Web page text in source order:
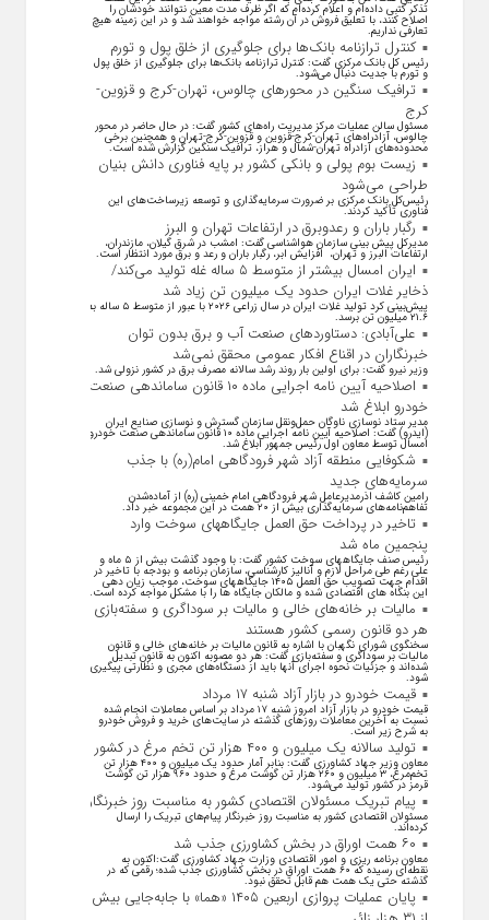
تذکر کتبی داده‌ام و اعلام کرده‌ام که اگر ظرف مدت معین نتوانند خودشان را
اصلاح کنند، با تعلیق فروش در آن رشته مواجه خواهند شد و در این زمینه هیچ
تعارفی نداریم.
کنترل ترازنامه بانک‌ها برای جلوگیری از خلق پول و تورم
رئیس کل بانک مرکزی گفت: کنترل ترازنامه بانک‌ها برای جلوگیری از خلق پول
و تورم با جدیت دنبال می‌شود.
ترافیک سنگین در محورهای چالوس، تهران-کرج و قزوین-
کرج
مسئول سالن عملیات مرکز مدیریت راه‌های کشور گفت: در حال حاضر در محور
چالوس، آزادراه‌های تهران-کرج-قزوین و قزوین-کرج-تهران و همچنین برخی
محدوده‌های آزادراه تهران-شمال و هراز، ترافیک سنگین گزارش شده است.
زیست بوم پولی و بانکی کشور بر پایه فناوری دانش بنیان
طراحی می‌شود
رئیس‌کل بانک مرکزی بر ضرورت سرمایه‌گذاری و توسعه زیرساخت‌های این
فناوری تأکید کردند.
رگبار باران و رعدوبرق در ارتفاعات تهران و البرز
مدیرکل پیش بینی سازمان هواشناسی گفت: امشب در شرق گیلان، مازندران،
ارتفاعات البرز و تهران، افزایش ابر، رگبار باران و رعد و برق مورد انتظار است.
ایران امسال بیشتر از متوسط ۵ ساله غله تولید می‌کند/
ذخایر غلات ایران حدود یک میلیون تن زیاد شد
پیش‌بینی کرد تولید غلات ایران در سال زراعی ۲۰۲۶ با عبور از متوسط ۵ ساله به
۲۱.۶ میلیون تن برسد.
علی‌آبادی: دستاورد‌های صنعت آب و برق بدون توان
خبرنگاران در اقناع افکار عمومی محقق نمی‌شد
وزیر نیرو گفت: برای اولین بار روند رشد سالانه مصرف برق در کشور نزولی شد.
اصلاحیه آیین نامه اجرایی ماده ۱۰ قانون ساماندهی صنعت
خودرو ابلاغ شد
مدیر ستاد نوسازی ناوگان حمل‌ونقل سازمان گسترش و نوسازی صنایع ایران
(ایدرو) گفت: اصلاحیه آیین نامه اجرایی ماده ۱۰ قانون ساماندهی صنعت خودرو
امسال توسط معاون اول رئیس جمهور ابلاغ شد.
شکوفایی منطقه آزاد شهر فرودگاهی امام(ره) با جذب
سرمایه‌های جدید
رامین کاشف اذرمدیرعامل شهر فرودگاهی امام خمینی (ره) از آماده‌شدن
تفاهم‌نامه‌های سرمایه‌گذاری بیش از ۲۰ همت در این مجموعه خبر داد.
تاخیر در پرداخت حق العمل جایگاههای سوخت وارد
پنجمین ماه شد
رئیس صنف جایگاههای سوخت کشور گفت: با وجود گذشت بیش از ۵ ماه و
علی رغم طی مراحل لازم و آنالیز کارشناسی، سازمان برنامه و بودجه با تاخیر در
اقدام جهت تصویب حق العمل ۱۴۰۵ جایگاههای سوخت، موجب زیان دهی
این بنگاه های اقتصادی شده و مالکان جایگاه ها را با مشکل مواجه کرده است.
مالیات بر خانه‌های خالی و مالیات بر سوداگری و سفته‌بازی
هر دو قانون رسمی کشور هستند
سخنگوی شورای نگهبان با اشاره به قانون مالیات بر خانه‌های خالی و قانون
مالیات بر سوداگری و سفته‌بازی گفت: هر دو مصوبه اکنون به قانون تبدیل
شده‌اند و جزئیات نحوه اجرای آنها باید از دستگاه‌های مجری و نظارتی پیگیری
شود.
قیمت خودرو در بازار آزاد شنبه ۱۷ مرداد
قیمت خودرو در بازار آزاد امروز شنبه ۱۷ مرداد بر اساس معاملات انجام شده
نسبت به آخرین معاملات روز‌های گذشته در سایت‌های خرید و فروش خودرو
به شرح زیر است.
تولید سالانه یک میلیون و ۴۰۰ هزار تن تخم مرغ در کشور
معاون وزیر جهاد کشاورزی گفت: بنابر آمار حدود یک میلیون و ۴۰۰ هزار تن
تخم‌مرغ، ۳ میلیون و ۲۶۰ هزار تن گوشت مرغ و حدود ۹۶۰ هزار تن گوشت
قرمز در کشور تولید می‌شود.
پیام تبریک مسئولان اقتصادی کشور به مناسبت روز خبرنگار
مسئولان اقتصادی کشور به مناسبت روز خبرنگار پیام‌های تبریک را ارسال
کرده‌اند.
۶۰ همت اوراق در بخش کشاورزی جذب شد
معاون برنامه ریزی و امور اقتصادی وزارت جهاد کشاورزی گفت:اکنون به
نقطه‌ای رسیده که ۶۰ همت اوراق در بخش کشاورزی جذب شده؛ رقمی که در
گذشته حتی یک همت هم قابل تحقق نبود.
پایان عملیات پروازی اربعین ۱۴۰۵ «هما» با جابه‌جایی بیش